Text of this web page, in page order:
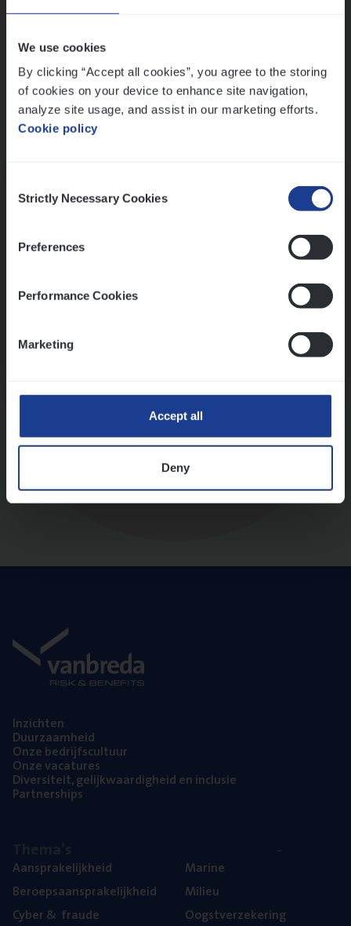
We use cookies
By clicking “Accept all cookies”, you agree to the storing
of cookies on your device to enhance site navigation,
analyze site usage, and assist in our marketing efforts.
Cookie policy
Selection
Strictly Necessary Cookies
Preferences
Performance Cookies
Marketing
Accept all
Deny
Inzich­ten
Duur­zaam­heid
Onze bedrijfs­cul­tuur
Onze vaca­tu­res
Diver­si­teit, gelijk­waar­dig­heid en inclusie
Part­ner­ships
Aan­spra­ke­lijk­heid
Beroeps­aan­spra­ke­lijk­heid
Cyber& fraude
Mari­ne
Mili­eu
Oogst­ver­ze­ke­ring